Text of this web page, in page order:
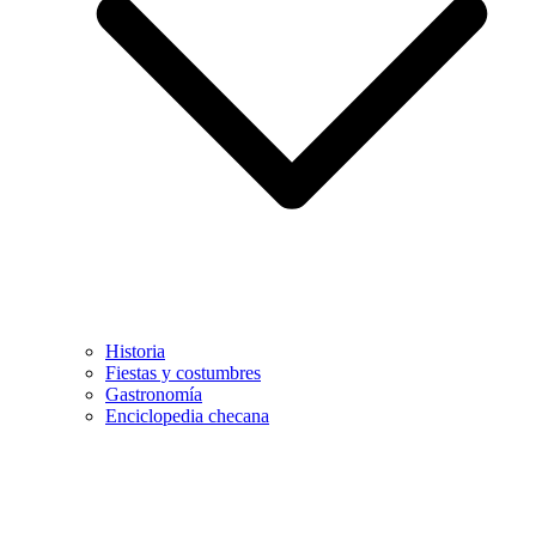
Historia
Fiestas y costumbres
Gastronomía
Enciclopedia checana